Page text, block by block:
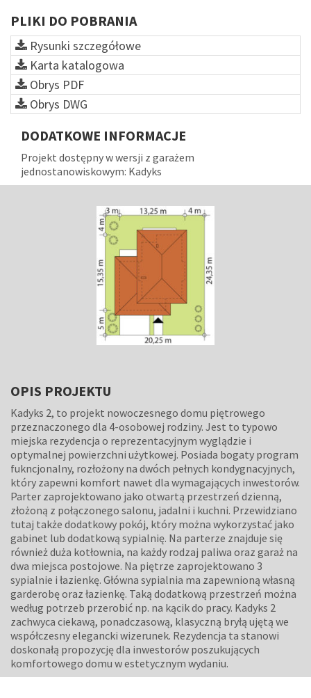
PLIKI DO POBRANIA
Rysunki szczegółowe
Karta katalogowa
Obrys PDF
Obrys DWG
DODATKOWE INFORMACJE
Projekt dostępny w wersji z garażem
jednostanowiskowym: Kadyks
OPIS PROJEKTU
Kadyks 2, to projekt nowoczesnego domu piętrowego
przeznaczonego dla 4-osobowej rodziny. Jest to typowo
miejska rezydencja o reprezentacyjnym wyglądzie i
optymalnej powierzchni użytkowej. Posiada bogaty program
fukncjonalny, rozłożony na dwóch pełnych kondygnacyjnych,
który zapewni komfort nawet dla wymagających inwestorów.
Parter zaprojektowano jako otwartą przestrzeń dzienną,
złożoną z połączonego salonu, jadalni i kuchni. Przewidziano
tutaj także dodatkowy pokój, który można wykorzystać jako
gabinet lub dodatkową sypialnię. Na parterze znajduje się
również duża kotłownia, na każdy rodzaj paliwa oraz garaż na
dwa miejsca postojowe. Na piętrze zaprojektowano 3
sypialnie i łazienkę. Główna sypialnia ma zapewnioną własną
garderobę oraz łazienkę. Taką dodatkową przestrzeń można
według potrzeb przerobić np. na kącik do pracy. Kadyks 2
zachwyca ciekawą, ponadczasową, klasyczną bryłą ujętą we
współczesny elegancki wizerunek. Rezydencja ta stanowi
doskonałą propozycję dla inwestorów poszukujących
komfortowego domu w estetycznym wydaniu.